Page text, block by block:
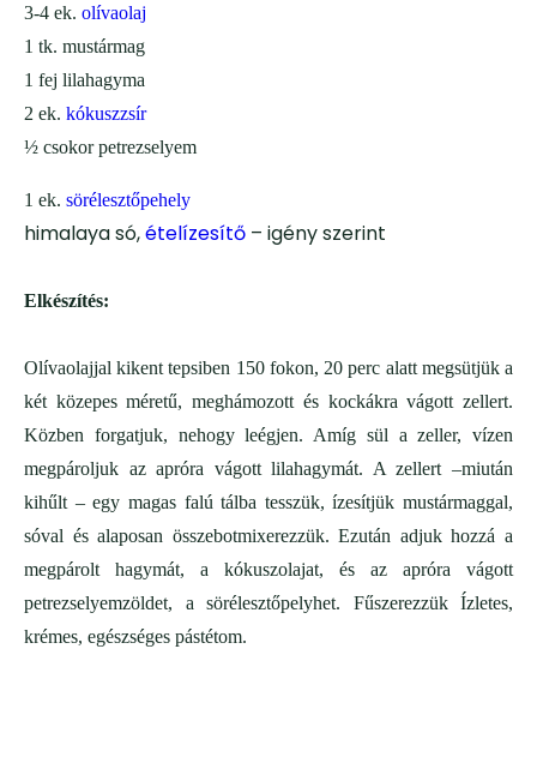
3-4 ek. olívaolaj
1 tk. mustármag
1 fej lilahagyma
2 ek. kókuszzsír
½ csokor petrezselyem
1 ek. sörélesztőpehely
himalaya só,ételízesítő – igény szerint
Elkészítés:
Olívaolajjal kikent tepsiben 150 fokon, 20 perc alatt megsütjük a
két közepes méretű, meghámozott és kockákra vágott zellert.
Közben forgatjuk, nehogy leégjen. Amíg sül a zeller, vízen
megpároljuk az apróra vágott lilahagymát. A zellert –miután
kihűlt – egy magas falú tálba tesszük, ízesítjük mustármaggal,
sóval és alaposan összebotmixerezzük. Ezután adjuk hozzá a
megpárolt hagymát, a kókuszolajat, és az apróra vágott
petrezselyemzöldet, a sörélesztőpelyhet. Fűszerezzük Ízletes,
krémes, egészséges pástétom.